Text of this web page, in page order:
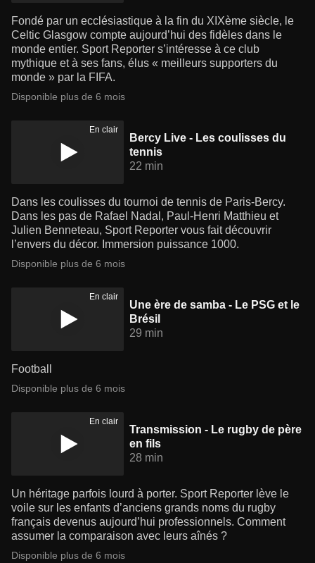
Fondé par un ecclésiastique à la fin du XIXème siècle, le
Celtic Glasgow compte aujourd’hui des fidèles dans le
monde entier. Sport Reporter s’intéresse à ce club
mythique et à ses fans, élus « meilleurs supporters du
monde » par la FIFA.
Disponible plus de 6 mois
En clair
Bercy Live - Les coulisses du
tennis
22 min
Dans les coulisses du tournoi de tennis de Paris-Bercy.
Dans les pas de Rafael Nadal, Paul-Henri Matthieu et
Julien Benneteau, Sport Reporter vous fait découvrir
l’envers du décor. Immersion puissance 1000.
Disponible plus de 6 mois
En clair
Une ère de samba - Le PSG et le
Brésil
29 min
Football
Disponible plus de 6 mois
En clair
Transmission - Le rugby de père
en fils
28 min
Un héritage parfois lourd à porter. Sport Reporter lève le
voile sur les enfants d’anciens grands noms du rugby
français devenus aujourd’hui professionnels. Comment
assumer la comparaison avec leurs aînés ?
Disponible plus de 6 mois